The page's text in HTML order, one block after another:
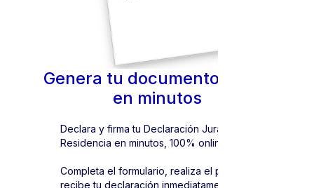
Genera tu documento oficial
en minutos
Declara y firma tu Declaración Jurada de
Residencia en minutos, 100% online.
Completa el formulario, realiza el pago y
recibe tu declaración inmediatamente.